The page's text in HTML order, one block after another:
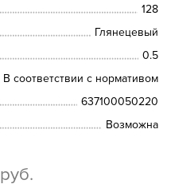
128
Глянецевый
0.5
В соответствии с нормативом
637100050220
Возможна
руб.